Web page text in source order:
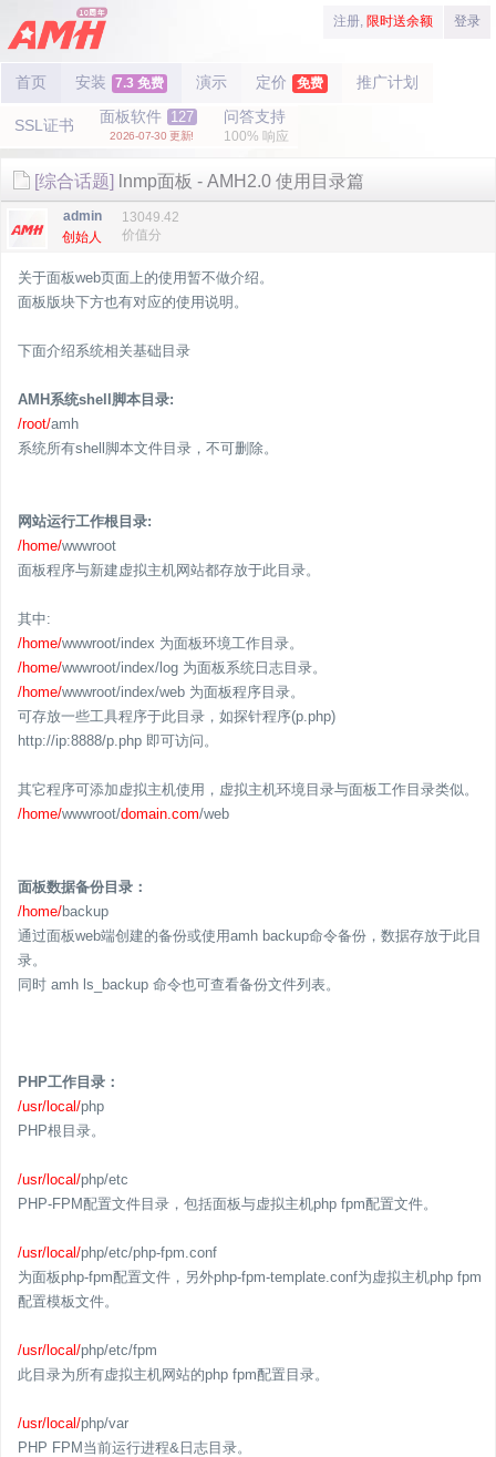
注册, 限时送余额 登录
首页 安装 7.3 免费 演示 定价 免费 推广计划
SSL证书 面板软件 127
2026-07-30 更新!
问答支持
100% 响应
[综合话题] lnmp面板 - AMH2.0 使用目录篇
admin
创始人
13049.42
价值分
关于面板web页面上的使用暂不做介绍。
面板版块下方也有对应的使用说明。
下面介绍系统相关基础目录
AMH系统shell脚本目录:
/root/amh
系统所有shell脚本文件目录，不可删除。
网站运行工作根目录:
/home/wwwroot
面板程序与新建虚拟主机网站都存放于此目录。
其中:
/home/wwwroot/index 为面板环境工作目录。
/home/wwwroot/index/log 为面板系统日志目录。
/home/wwwroot/index/web 为面板程序目录。
可存放一些工具程序于此目录，如探针程序(p.php)
http://ip:8888/p.php 即可访问。
其它程序可添加虚拟主机使用，虚拟主机环境目录与面板工作目录类似。
/home/wwwroot/domain.com/web
面板数据备份目录：
/home/backup
通过面板web端创建的备份或使用amh backup命令备份，数据存放于此目
录。
同时 amh ls_backup 命令也可查看备份文件列表。
PHP工作目录：
/usr/local/php
PHP根目录。
/usr/local/php/etc
PHP-FPM配置文件目录，包括面板与虚拟主机php fpm配置文件。
/usr/local/php/etc/php-fpm.conf
为面板php-fpm配置文件，另外php-fpm-template.conf为虚拟主机php fpm
配置模板文件。
/usr/local/php/etc/fpm
此目录为所有虚拟主机网站的php fpm配置目录。
/usr/local/php/var
PHP FPM当前运行进程&日志目录。